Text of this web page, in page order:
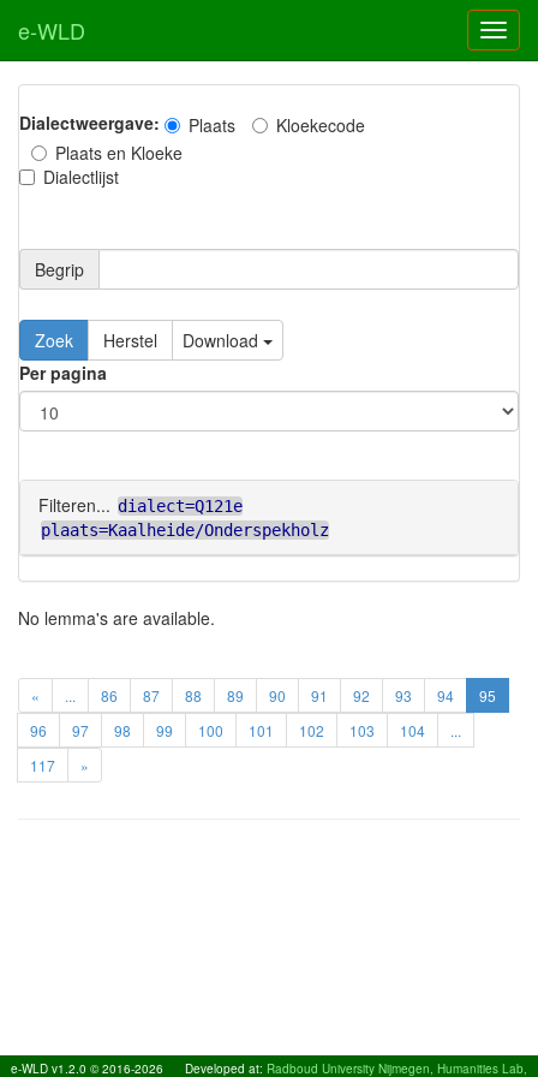
e-WLD
Dialectweergave: Plaats
Kloekecode
Plaats en Kloeke
Dialectlijst
Begrip
Zoek Herstel
Download
Per pagina
Filteren... dialect=Q121e
plaats=Kaalheide/Onderspekholz
No lemma's are available.
« ... 86 87 88 89 90 91 92 93 94
95
96
97 98 99 100 101 102 103 104
...
117
»
e-WLD v1.2.0 © 2016-2026 Developed at: Radboud University Nijmegen, Humanities Lab,